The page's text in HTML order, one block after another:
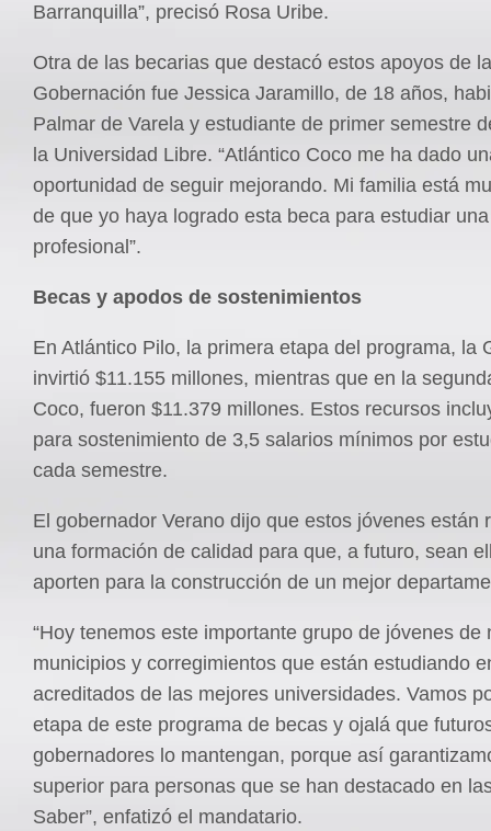
Barranquilla”, precisó Rosa Uribe.
Otra de las becarias que destacó estos apoyos de la
Gobernación fue Jessica Jaramillo, de 18 años,
Palmar de Varela y estudiante de primer semestre
la Universidad Libre. “Atlántico Coco me ha dado
oportunidad de seguir mejorando. Mi familia está
de que yo haya logrado esta beca para estudiar
profesional”.
Becas y apodos de sostenimientos
En Atlántico Pilo, la primera etapa del programa, la
invirtió $11.155 millones, mientras que en la
Coco, fueron $11.379 millones. Estos recursos
para sostenimiento de 3,5 salarios mínimos por
cada semestre.
El gobernador Verano dijo que estos jóvenes están
una formación de calidad para que, a futuro, sean
aporten para la construcción de un mejor
“Hoy tenemos este importante grupo de jóvenes de
municipios y corregimientos que están estudiando
acreditados de las mejores universidades. Vamos
etapa de este programa de becas y ojalá que
gobernadores lo mantengan, porque así
superior para personas que se han destacado en
Saber”, enfatizó el mandatario.